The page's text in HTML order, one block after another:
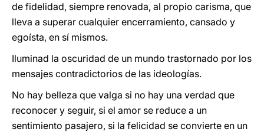
de fidelidad, siempre renovada, al propio carisma, que
lleva a superar cualquier encerramiento, cansado y
egoísta, en sí mismos.
Iluminad la oscuridad de un mundo trastornado por los
mensajes contradictorios de las ideologías.
No hay belleza que valga si no hay una verdad que
reconocer y seguir, si el amor se reduce a un
sentimiento pasajero, si la felicidad se convierte en un